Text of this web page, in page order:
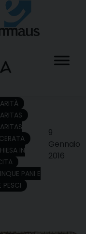
IN
PANI E
PESCI
9
Gennaio
2016